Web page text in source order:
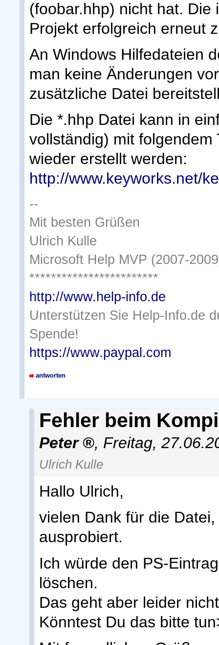
(foobar.hhp) nicht hat.
Projekt erfolgreich erneut
An Windows Hilfedateien
man keine Änderungen
zusätzliche Datei
Die *.hhp Datei kann in
vollständig) mit folgendem
wieder erstellt werden:
http://www.keyworks.net/
--
Mit besten Grüßen
Ulrich Kulle
Microsoft Help MVP (2007-
************************
http://www.help-info.de
Unterstützen Sie Help-Info.de
Spende!
https://www.paypal.com
antworten
Fehler beim
Peter , Freitag,
Ulrich Kulle
Hallo Ulrich,
vielen Dank für die
ausprobiert.
Ich würde den PS-
löschen.
Das geht aber leider
Könntest Du das bitte